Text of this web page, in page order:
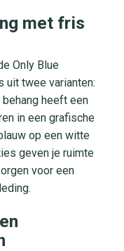
met fris
Only Blue
uit twee varianten:
heeft een
in een grafische
op een witte
geven je ruimte
voor een